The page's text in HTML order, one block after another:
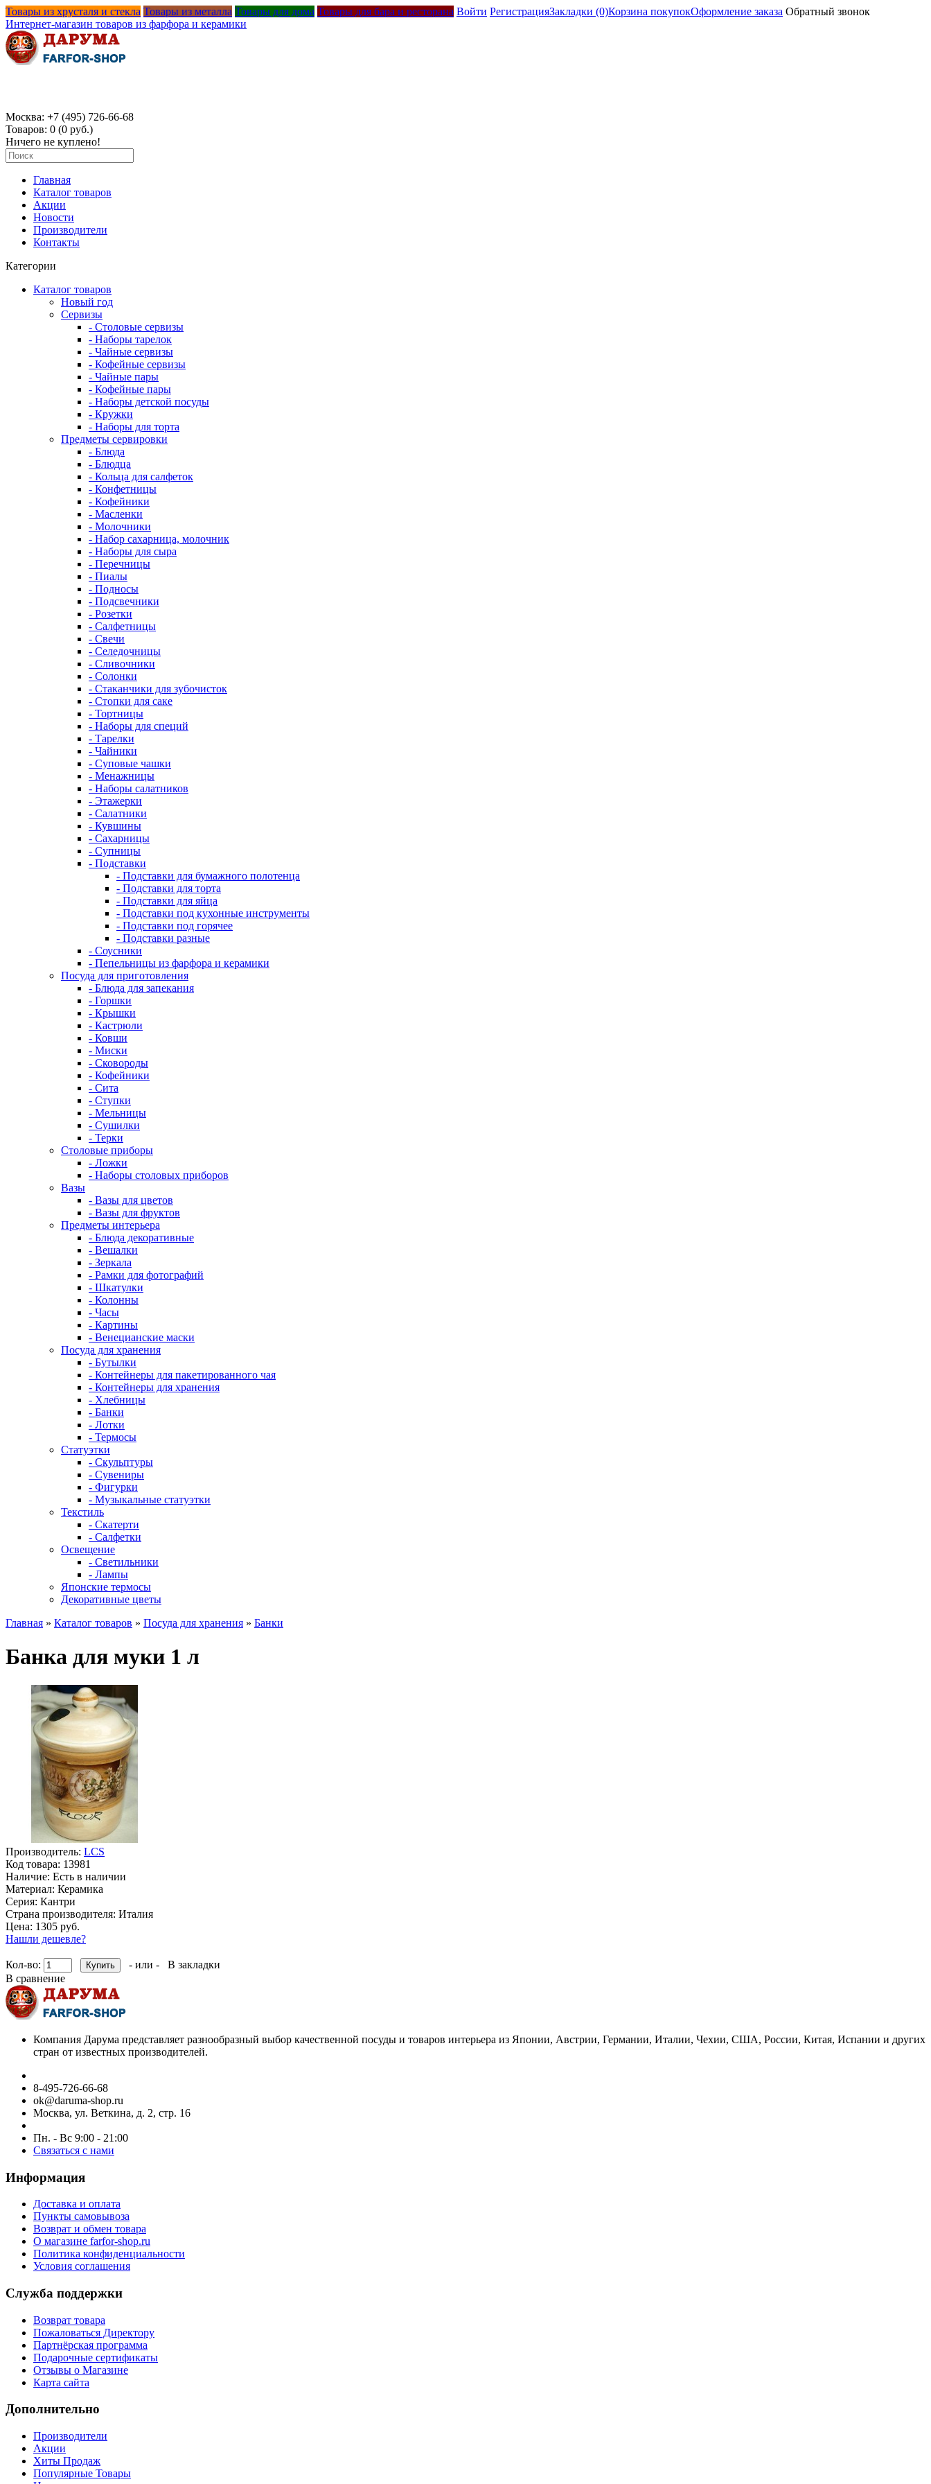
Товары из хрусталя и стекла Товары из металла Товары для дома Товары для бара и ресторана Войти РегистрацияЗакладки (0)Корзина покупокОформление заказа Обратный звонок
Интернет-магазин товаров из фарфора и керамики
Москва: +7 (495) 726-66-68
Товаров: 0 (0 руб.)
Ничего не куплено!
Главная
Каталог товаров
Акции
Новости
Производители
Контакты
Категории
Каталог товаров
Новый год
Сервизы
- Столовые сервизы
- Наборы тарелок
- Чайные сервизы
- Кофейные сервизы
- Чайные пары
- Кофейные пары
- Наборы детской посуды
- Кружки
- Наборы для торта
Предметы сервировки
- Блюда
- Блюдца
- Кольца для салфеток
- Конфетницы
- Кофейники
- Масленки
- Молочники
- Набор сахарница, молочник
- Наборы для сыра
- Перечницы
- Пиалы
- Подносы
- Подсвечники
- Розетки
- Салфетницы
- Свечи
- Селедочницы
- Сливочники
- Солонки
- Стаканчики для зубочисток
- Стопки для саке
- Тортницы
- Наборы для специй
- Тарелки
- Чайники
- Суповые чашки
- Менажницы
- Наборы салатников
- Этажерки
- Салатники
- Кувшины
- Сахарницы
- Супницы
- Подставки
- Подставки для бумажного полотенца
- Подставки для торта
- Подставки для яйца
- Подставки под кухонные инструменты
- Подставки под горячее
- Подставки разные
- Соусники
- Пепельницы из фарфора и керамики
Посуда для приготовления
- Блюда для запекания
- Горшки
- Крышки
- Кастрюли
- Ковши
- Миски
- Сковороды
- Кофейники
- Сита
- Ступки
- Мельницы
- Сушилки
- Терки
Столовые приборы
- Ложки
- Наборы столовых приборов
Вазы
- Вазы для цветов
- Вазы для фруктов
Предметы интерьера
- Блюда декоративные
- Вешалки
- Зеркала
- Рамки для фотографий
- Шкатулки
- Колонны
- Часы
- Картины
- Венецианские маски
Посуда для хранения
- Бутылки
- Контейнеры для пакетированного чая
- Контейнеры для хранения
- Хлебницы
- Банки
- Лотки
- Термосы
Статуэтки
- Скульптуры
- Сувениры
- Фигурки
- Музыкальные статуэтки
Текстиль
- Скатерти
- Салфетки
Освещение
- Светильники
- Лампы
Японские термосы
Декоративные цветы
Главная » Каталог товаров » Посуда для хранения » Банки
Банка для муки 1 л
Производитель: LCS
Код товара: 13981
Наличие: Есть в наличии
Материал: Керамика
Серия: Кантри
Страна производителя: Италия
Цена: 1305 руб.
Нашли дешевле?
Кол-во: - или -
В закладки
В сравнение
Компания Дарума представляет разнообразный выбор качественной посуды и товаров интерьера из Японии, Австрии, Германии, Италии, Чехии, США, России, Китая, Испании и других
стран от известных производителей.
8-495-726-66-68
ok@daruma-shop.ru
Москва, ул. Веткина, д. 2, стр. 16
Пн. - Вс 9:00 - 21:00
Связаться с нами
Информация
Доставка и оплата
Пункты самовывоза
Возврат и обмен товара
О магазине farfor-shop.ru
Политика конфиденциальности
Условия соглашения
Служба поддержки
Возврат товара
Пожаловаться Директору
Партнёрская программа
Подарочные сертификаты
Отзывы о Магазине
Карта сайта
Дополнительно
Производители
Акции
Хиты Продаж
Популярные Товары